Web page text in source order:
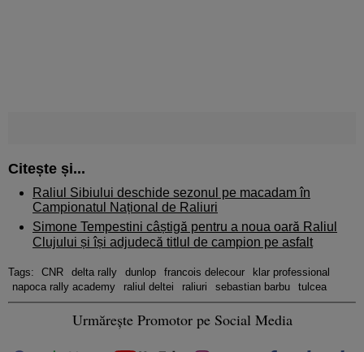
Citește și...
Raliul Sibiului deschide sezonul pe macadam în
Campionatul Național de Raliuri
Simone Tempestini câștigă pentru a noua oară Raliul
Clujului și își adjudecă titlul de campion pe asfalt
Tags: CNR delta rally dunlop francois delecour
klar professional
napoca rally academy
raliul deltei raliuri sebastian barbu tulcea
Urmărește Promotor pe Social Media